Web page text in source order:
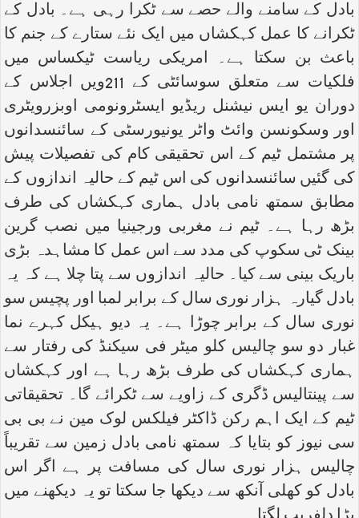
بادل کے سامنے والے حصے سے ٹکرا رہی ہے۔ بادل کے
ٹکرانے کا عمل کہکشاں میں ایک نئے ستارے کے جنم کا
باعث بن سکتا ہے۔ امریکی ریاست ٹیکساس میں
فلکیات سے متعلق سوسائٹی کے 211ویں اجلاس کے
دوران یو ایس نیشنل ریڈیو ایسٹرونومی اوبزرویٹری
اور وسکونسن وائٹ واٹر یونیورسٹی کے سائنسدانوں
پر مشتمل ٹیم کے اس تحقیقی کام کی تفصیلات پیش
کی گئیں سائنسدانوں کی اس ٹیم کے حالیہ اندازوں کے
مطابق سمتھ نامی بادل ہماری کہکشاں کی طرف
بڑھ رہا ہے۔ ٹیم نے مغربی ورجینیا میں نصب گرین
بینک ٹی سکوپ کی مدد سے اس عمل کا مشاہدہ بڑی
باریک بینی سے کیا۔ حالیہ اندازوں سے پتا چلا ہے کہ یہ
بادل گیارہ ہزار نوری سال کے برابر لمبا اور پچیس سو
نوری سال کے برابر چوڑا ہے۔ یہ دیو ہیکل کہرے نما
غبار دو سو چالیس کلو میٹر فی سیکنڈ کی رفتار سے
ہماری کہکشاں کی طرف بڑھ رہا ہے اور کہکشاں
سے پینتالیس ڈگری کے زاویے سے ٹکرائے گا۔ تحقیقاتی
ٹیم کے ایک اہم رکن ڈاکٹر فیلکس لوک مین نے بی بی
سی نیوز کو بتایا کہ سمتھ نامی بادل زمین سے تقریباً
چالیس ہزار نوری سال کی مسافت پر ہے اگر اس
بادل کو کھلی آنکھ سے دیکھا جا سکتا تو یہ دیکھنے میں